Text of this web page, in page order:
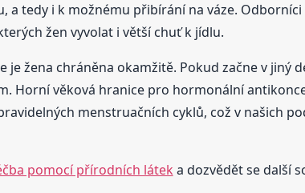
a tedy i k možnému přibírání na váze.
žen vyvolat i větší chuť k jídlu.
žena chráněna okamžitě. Pokud začne v jiný
Horní věková hranice pro hormonální
menstruačních cyklů, což v našich
pomocí přírodních látek a dozvědět se další